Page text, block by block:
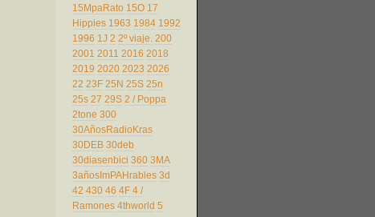
15MpaRato 15O 17
Hippies 1963 1984 1992
1996 1J 2 2º viaje. 200
2001 2011 2016 2018
2019 2020 2023 2026
22 23F 25N 25S 25n
25s 27 29S 2 / Poppa
2tone 300
30AñosRadioKras
30DEB 30deb
30diasenbici 360 3MA
3añosImPAHrables 3d
42 430 46 4F 4 /
Ramones 4thworld 5